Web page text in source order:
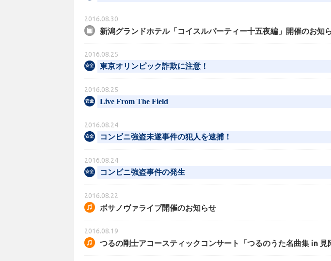
2016.08.30
新潟グランドホテル「コイスルパーティー十五夜編」開催のお知
2016.08.25
東京オリンピック詐欺に注意！
2016.08.25
Live From The Field
2016.08.24
コンビニ強盗未遂事件の犯人を逮捕！
2016.08.24
コンビニ強盗事件の発生
2016.08.22
ボサノヴァライブ開催のお知らせ
2016.08.19
つるの剛士アコースティックコンサート「つるのうた名曲集 in 見